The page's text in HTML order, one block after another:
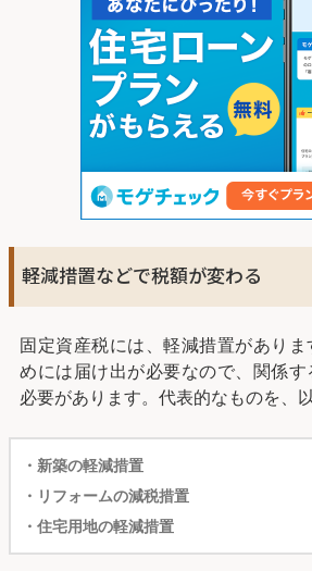
軽減措置などで税額が変わる
固定資産税には、軽減措置があり
めには届け出が必要なので、関係す
必要があります。代表的なものを、
・新築の軽減措置
・リフォームの減税措置
・住宅用地の軽減措置